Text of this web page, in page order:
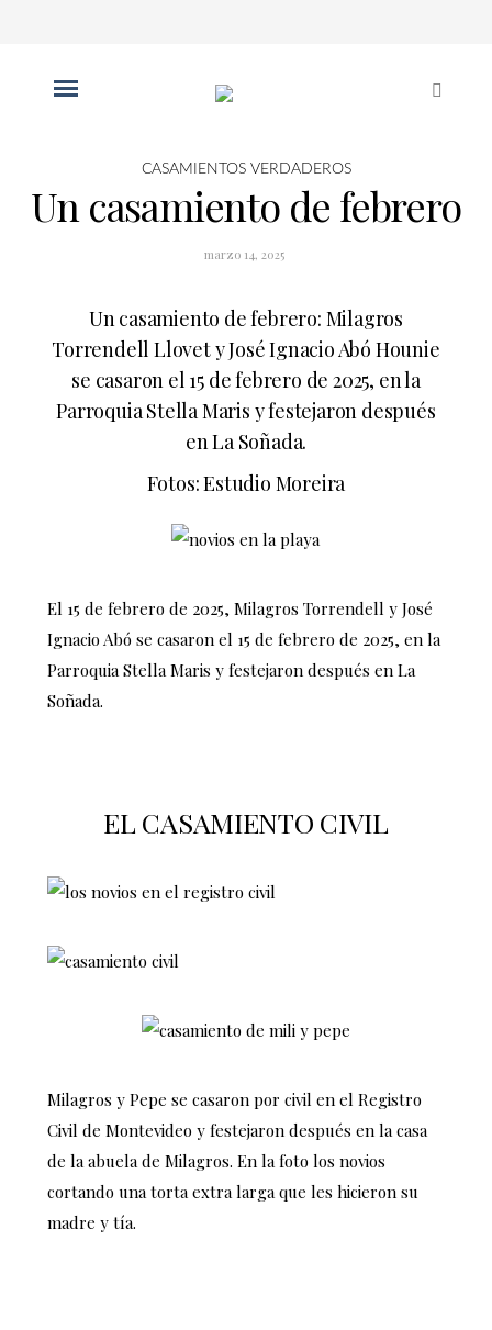
CASAMIENTOS VERDADEROS
Un casamiento de febrero
marzo 14, 2025
Un casamiento de febrero: Milagros
Torrendell Llovet y José Ignacio Abó Hounie
se casaron el 15 de febrero de 2025, en la
Parroquia Stella Maris y festejaron después
en La Soñada.
Fotos:Estudio Moreira
El 15 de febrero de 2025, Milagros Torrendell y José
Ignacio Abó se casaron el 15 de febrero de 2025, en la
Parroquia Stella Maris y festejaron después en La
Soñada.
EL CASAMIENTO CIVIL
Milagros y Pepe se casaron por civil en el Registro
Civil de Montevideo y festejaron después en la casa
de la abuela de Milagros. En la foto los novios
cortando una torta extra larga que les hicieron su
madre y tía.